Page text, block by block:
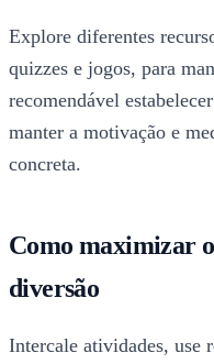
Explore diferentes
quizzes e jogos, para
recomendável
manter a motivação e
concreta.
Como maximizar
diversão
Intercale atividades, use